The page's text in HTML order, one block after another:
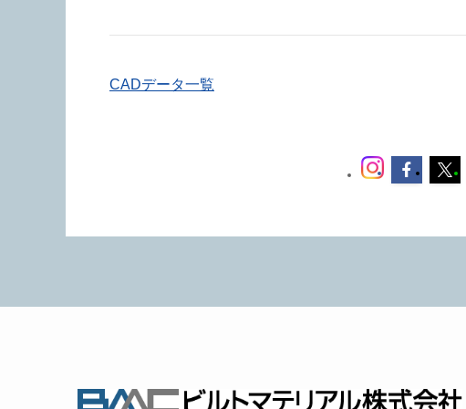
CADデータ一覧